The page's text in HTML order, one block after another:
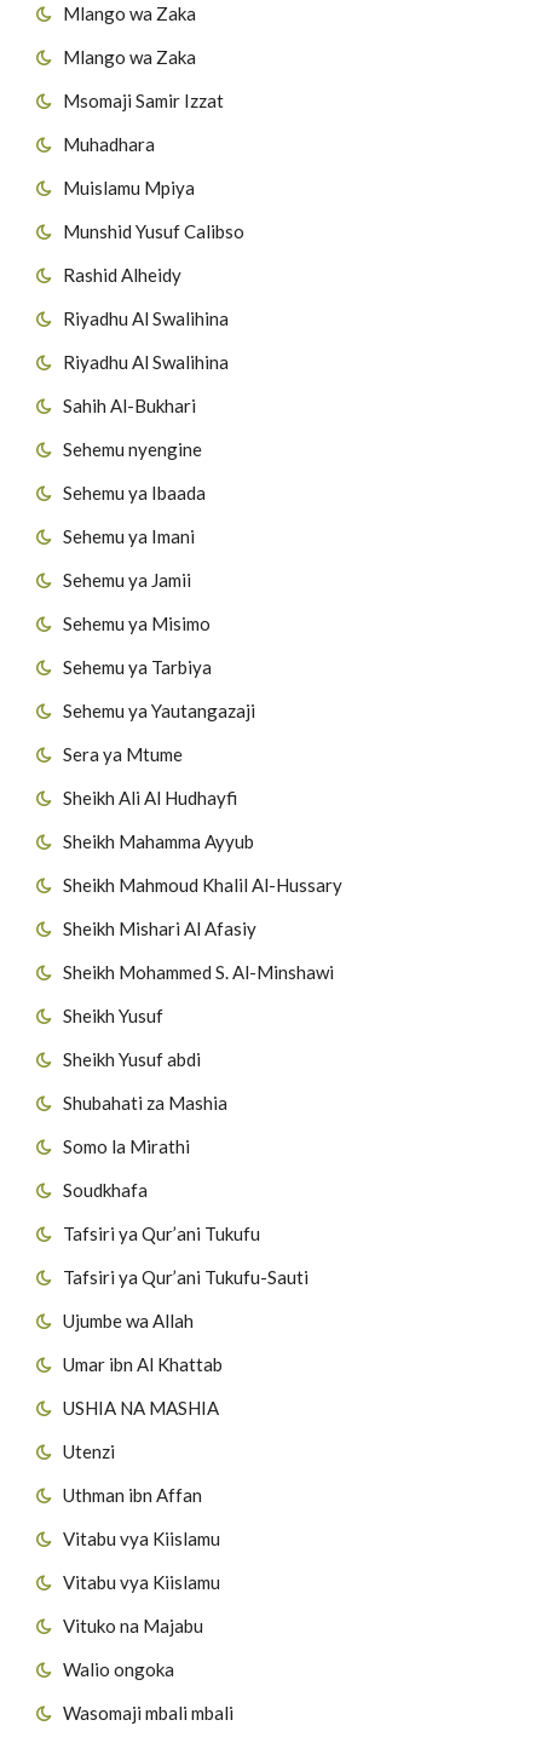
Mlango wa Zaka
Mlango wa Zaka
Msomaji Samir Izzat
Muhadhara
Muislamu Mpiya
Munshid Yusuf Calibso
Rashid Alheidy
Riyadhu Al Swalihina
Riyadhu Al Swalihina
Sahih Al-Bukhari
Sehemu nyengine
Sehemu ya Ibaada
Sehemu ya Imani
Sehemu ya Jamii
Sehemu ya Misimo
Sehemu ya Tarbiya
Sehemu ya Yautangazaji
Sera ya Mtume
Sheikh Ali Al Hudhayfi
Sheikh Mahamma Ayyub
Sheikh Mahmoud Khalil Al-Hussary
Sheikh Mishari Al Afasiy
Sheikh Mohammed S. Al-Minshawi
Sheikh Yusuf
Sheikh Yusuf abdi
Shubahati za Mashia
Somo la Mirathi
Soudkhafa
Tafsiri ya Qur’ani Tukufu
Tafsiri ya Qur’ani Tukufu-Sauti
Ujumbe wa Allah
Umar ibn Al Khattab
USHIA NA MASHIA
Utenzi
Uthman ibn Affan
Vitabu vya Kiislamu
Vitabu vya Kiislamu
Vituko na Majabu
Walio ongoka
Wasomaji mbali mbali